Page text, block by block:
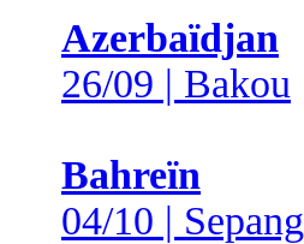
Azerbaïdjan
26/09 | Bakou
Bahreïn
04/10 | Sepang